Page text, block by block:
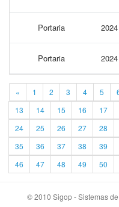
Portaria 2024
Portaria 2024
« 1 2 3 4 5
13
14 15 16 17
24
25 26 27 28
35
36 37 38 39
46
47 48 49 50
© 2010 Sigop - Sistemas